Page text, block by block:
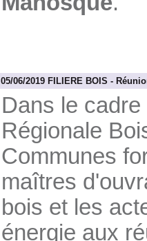
05/06/2019 FILIERE BOIS -
Dans le
Régionale
Communes
maîtres
bois et les
énergie aux